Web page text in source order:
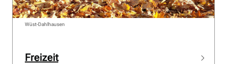
Freizeit
Wüst-Dahlhausen